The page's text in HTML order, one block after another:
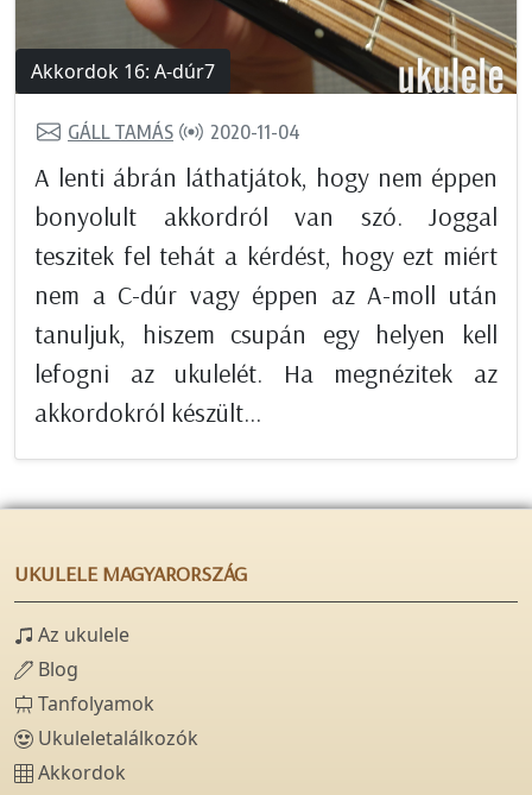
Akkordok 16: A-dúr7
GÁLL TAMÁS 2020-11-04
A lenti ábrán láthatjátok, hogy nem éppen
bonyolult akkordról van szó. Joggal
teszitek fel tehát a kérdést, hogy ezt miért
nem a C-dúr vagy éppen az A-moll után
tanuljuk, hiszem csupán egy helyen kell
lefogni az ukulelét. Ha megnézitek az
akkordokról készült...
UKULELE MAGYARORSZÁG
Az ukulele
Blog
Tanfolyamok
Ukuleletalálkozók
Akkordok